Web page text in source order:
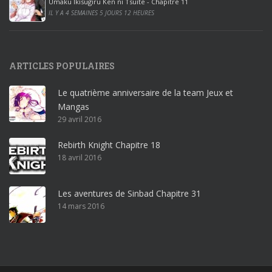
0
1
r
o
ff
i
c
e
3
r
IL Y A 4 SEMAINES 5 JOURS 12 HEURES
ARTICLES POPULAIRES
Le quatrième anniversaire de la team Jeux et
Mangas
29 avril 2016
Rebirth Knight Chapitre 18
18 avril 2016
Les aventures de Sinbad Chapitre 31
14 mars 2016